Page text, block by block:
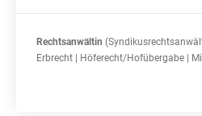
Rechtsanwältin
Erbrecht | Höferecht/Hofübergabe |